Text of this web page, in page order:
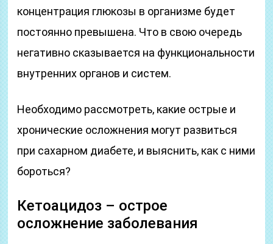
концентрация глюкозы в организме будет
постоянно превышена. Что в свою очередь
негативно сказывается на функциональности
внутренних органов и систем.
Необходимо рассмотреть, какие острые и
хронические осложнения могут развиться
при сахарном диабете, и выяснить, как с ними
бороться?
Кетоацидоз – острое
осложнение заболевания